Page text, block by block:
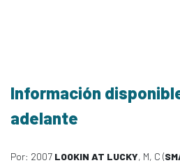
Información
adelante
Por: 2007 LOOKIN AT LUCKY, M, C (